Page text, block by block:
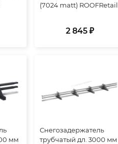
(7024 matt) ROOFRetail
2 845 ₽
мм
Снегозадержатель
трубчатый дл. 3000 мм